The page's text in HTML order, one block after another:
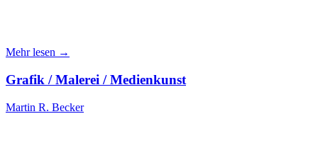
Mehr lesen →
Grafik / Malerei / Medienkunst
Martin R. Becker